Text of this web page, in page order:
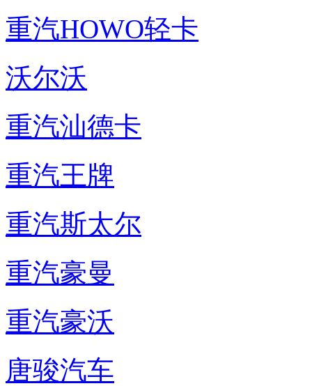
重汽HOWO轻卡
沃尔沃
重汽汕德卡
重汽王牌
重汽斯太尔
重汽豪曼
重汽豪沃
唐骏汽车